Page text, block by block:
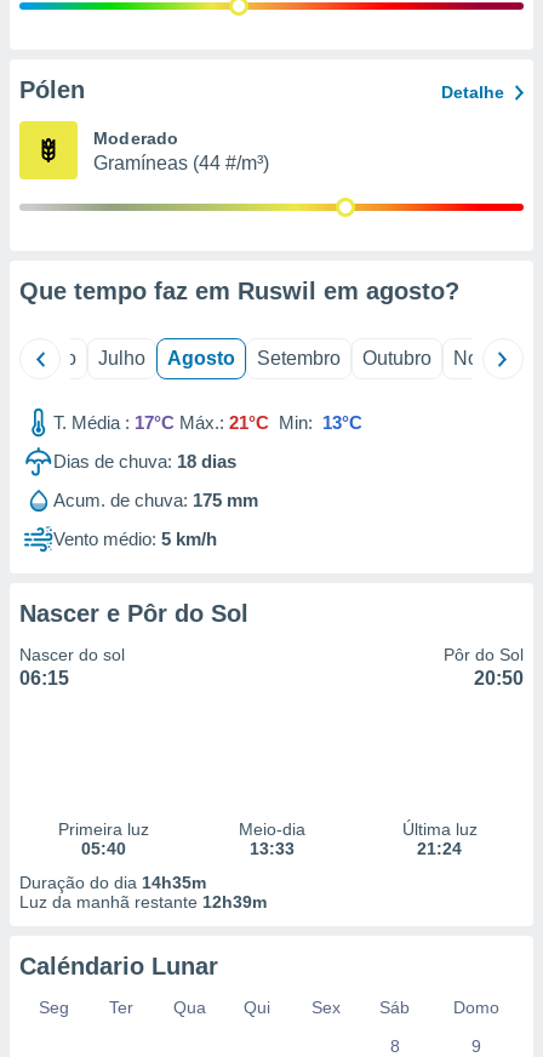
e
Pólen Detalhe
Moderado
Gramíneas (44 #/m³)
Que tempo faz em Ruswil em agosto?
Junho Julho Agosto Setembro Outubro Novembro
T. Média : 17°C Máx.: 21°C Min: 13°C
Dias de chuva: 18 dias
Acum. de chuva: 175 mm
Vento médio: 5 km/h
Nascer e Pôr do Sol
Nascer do sol
06:15
Pôr do Sol
20:50
Primeira luz
05:40
Meio-dia
13:33
Última luz
21:24
Duração do dia 14h35m
Luz da manhã restante 12h39m
Caléndario Lunar
Seg Ter Qua Qui Sex Sáb
Domo
8
9